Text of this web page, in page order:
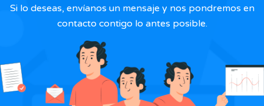
Si lo deseas, envíanos un mensaje y nos pondremos en
contacto contigo lo antes posible.